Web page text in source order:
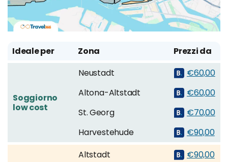
Ideale per Zona Prezzi da
Soggiorno
low cost
Neustadt
€60,00
Altona-Altstadt
€60,00
St. Georg
€70,00
Harvestehude
€90,00
Altstadt
€90,00